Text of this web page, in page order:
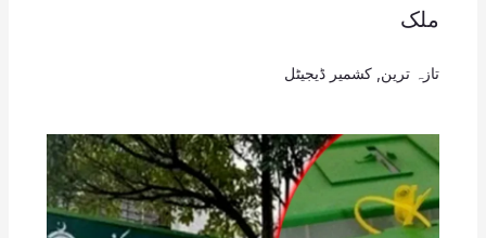
ملک
تازہ ترین کشمیر ڈیجیٹل